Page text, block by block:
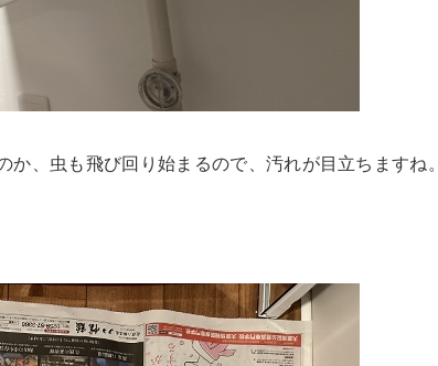
、虫も飛び回り始まるので、汚れが目立ちますね。